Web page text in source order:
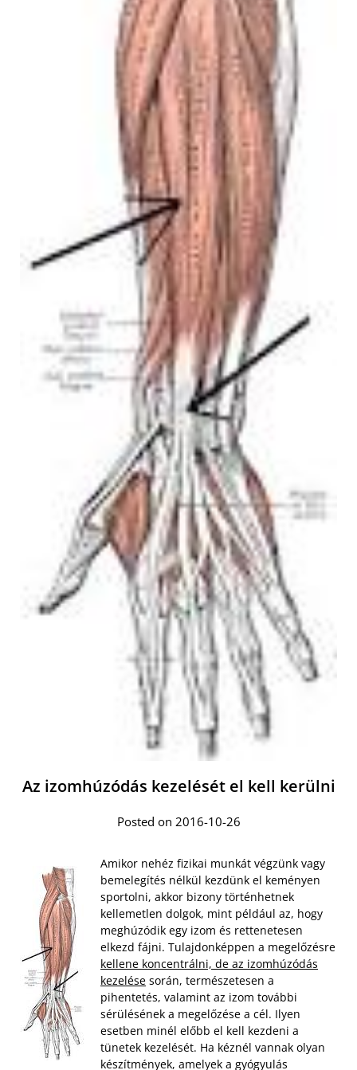
Az izomhúzódás kezelését el kell kerülni
Posted on 2016-10-26
Amikor nehéz fizikai munkát végzünk vagy
bemelegítés nélkül kezdünk el keményen
sportolni, akkor bizony történhetnek
kellemetlen dolgok, mint például az, hogy
meghúzódik egy izom és rettenetesen
elkezd fájni. Tulajdonképpen a megelőzésre
kellene koncentrálni, de az izomhúzódás
kezelése során, természetesen a
pihentetés, valamint az izom további
sérülésének a megelőzése a cél. Ilyen
esetben minél előbb el kell kezdeni a
tünetek kezelését. Ha kéznél vannak olyan
készítmények, amelyek a gyógyulás